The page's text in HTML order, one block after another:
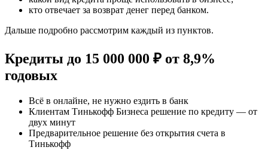
кто отвечает за возврат денег перед банком.
Дальше подробно рассмотрим каждый из пунктов.
Кредиты до 15 000 000 ₽ от 8,9%
годовых
Всё в онлайне, не нужно ездить в банк
Клиентам Тинькофф Бизнеса решение по кредиту — от
двух минут
Предварительное решение без открытия счета в
Тинькофф